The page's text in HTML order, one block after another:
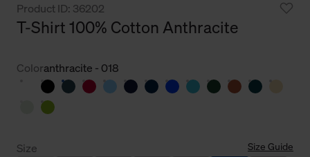
Product ID: 36202
T-Shirt 100% Cotton Anthracite
Coloranthracite - 018
Size Size Guide